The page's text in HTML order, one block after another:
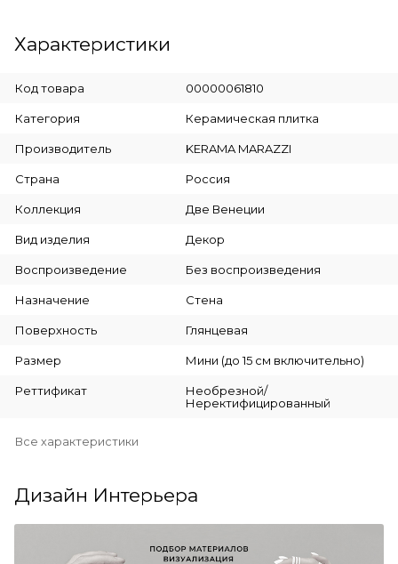
Характеристики
Код товара 00000061810
Категория Керамическая плитка
Производитель KERAMA MARAZZI
Страна Россия
Коллекция Две Венеции
Вид изделия Декор
Воспроизведение Без воспроизведения
Назначение Стена
Поверхность Глянцевая
Размер Мини (до 15 см включительно)
Реттификат
Необрезной/
Неректифицированный
Все характеристики
Дизайн Интерьера